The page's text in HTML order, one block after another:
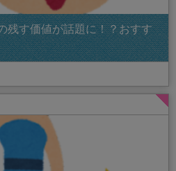
残す価値が話題に！？おすす